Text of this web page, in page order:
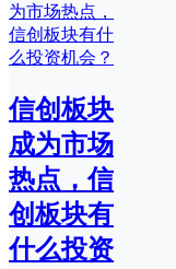
信创板块
成为市场
热点，信
创板块有
什么投资